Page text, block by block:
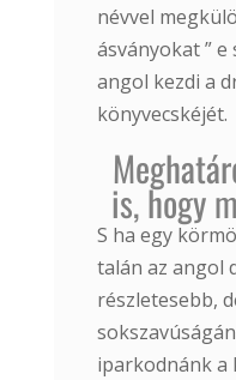
névvel
ásványokat ”
angol kezdi a
könyvecskéjét.
is, hogy
S ha egy
talán az angol
részletesebb,
iparkodnánk a